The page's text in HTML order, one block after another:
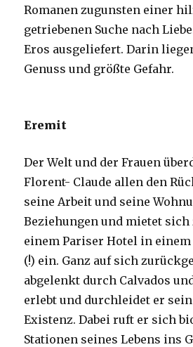
Romanen zugunsten einer
getriebenen Suche nach
Eros ausgeliefert. Darin
Genuss und größte Gefahr.
Eremit
Der Welt und der Frauen
Florent- Claude allen den
seine Arbeit und seine
Beziehungen und mietet
einem Pariser Hotel in
(!) ein. Ganz auf sich
abgelenkt durch Calvados
erlebt und durchleidet er
Existenz. Dabei ruft er sich
Stationen seines Lebens ins